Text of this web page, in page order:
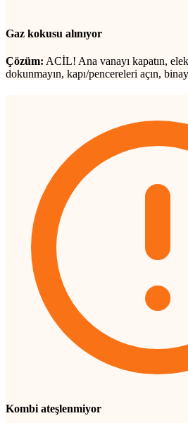
Gaz kokusu alınıyor
Çözüm: ACİL! Ana vanayı kapatın,
dokunmayın, kapı/pencereleri açın,
Kombi ateşlenmiyor